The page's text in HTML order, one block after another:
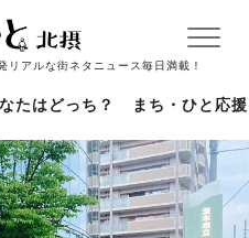
アルな街ネタニュース毎日満載！
たはどっち？ まち・ひと応援